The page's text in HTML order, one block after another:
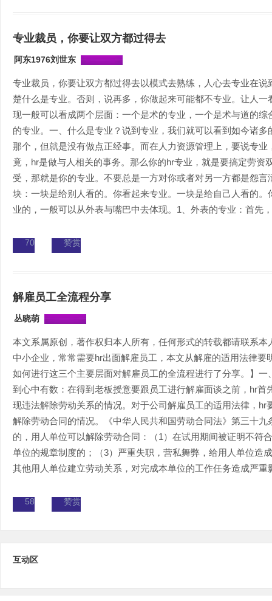
专业裁员，你要让双方都过得去
阿东1976刘世东
专业裁员，你要让双方都过得去以模式去熟练，人心去专业在
楚什么是专业。否则，说再多，你做起来可能都不专业。让人
现一般可以看成两个层面：一个是术的专业，一个是术与道的
的专业。一、什么是专业？说到专业，我们就可以看到如今诸
那个，但就是没有做点正经事。而在人力资源管理上，要说专
竟，hr是做与人相关的事务。那么你的hr专业，就是要搞定劳资
受，那就是你的专业。不要总是一方对你或者对另一方都是怨
块：一块是给别人看的。你看起来专业。一块是给自己人看的
业的，一般可以从外表与嘴巴中去体现。1、外表的专业：首先
70 赞赏
解雇员工全流程分享
丛晓萌
本文系属原创，著作权归本人所有，任何形式的转载都请联系
中小企业，常常需要hr出面解雇员工，本文从解雇的适用法律要
如何进行这三个主要层面对解雇员工的全流程进行了分享。】
到心中有数：在得到老板授意要跟员工进行解雇面谈之前，hr首
现违法解除劳动关系的情况。对于公司解雇员工的适用法律，hr
解除劳动合同的情况。《中华人民共和国劳动合同法》第三十
的，用人单位可以解除劳动合同：（1）在试用期间被证明不符
单位的规章制度的；（3）严重失职，营私舞弊，给用人单位造
其他用人单位建立劳动关系，对完成本单位的工作任务造成严重
58 赞赏
互动区